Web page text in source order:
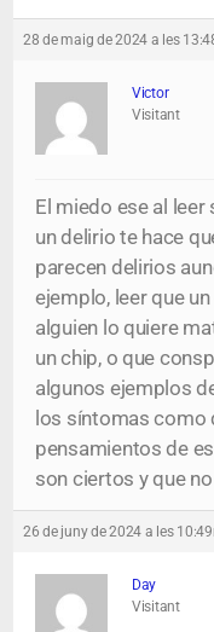
28 de maig de 2024 a les
Victor
Visitant
El miedo ese al
un delirio te hace
parecen delirios
ejemplo, leer que
alguien lo quiere
un chip, o que
algunos ejemplos
los síntomas como
pensamientos de
son ciertos y que
26 de juny de 2024 a les 10:49
Day
Visitant